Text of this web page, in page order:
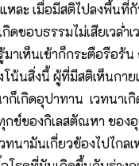
เมื่อมีสติไปลงพื้นที่กับ
ดชอบธรรมไม่เสียเวล่
มาเห็นเข้าก็กระตือรื
นสิ่งนี้ ผู้ที่มีสติเห็นกา
ก็เกิดอุปาทาน เวทนา
กข์ของกิเลสตัณหา ขอ
นามันเกี่ยวข้องไปไก